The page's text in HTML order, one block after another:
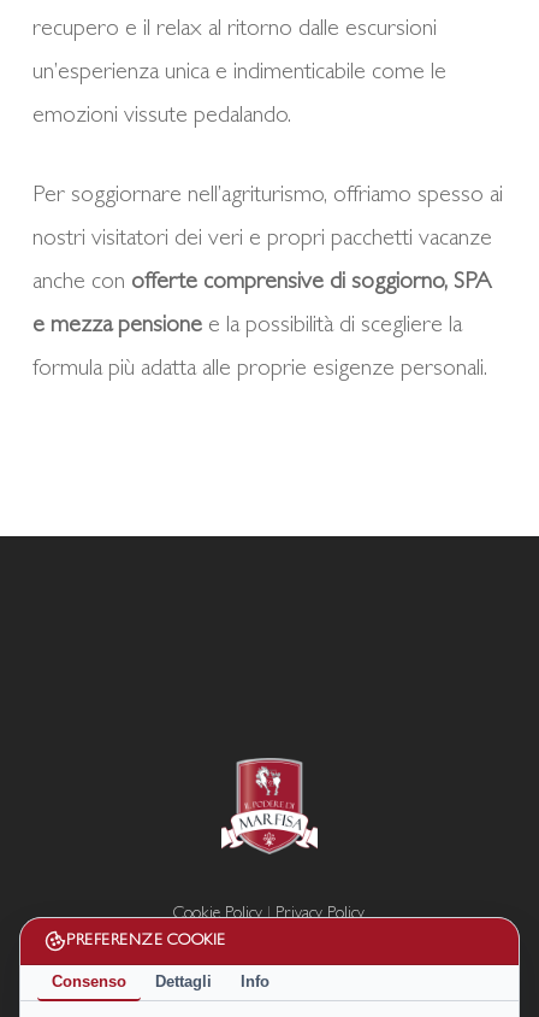
PREFERENZE COOKIE
Consenso Dettagli Info
recupero e il relax al ritorno dalle escursioni
un’esperienza unica e indimenticabile come le
emozioni vissute pedalando.
Per soggiornare nell’agriturismo, offriamo spesso ai
nostri visitatori dei veri e propri pacchetti vacanze
anche con offerte comprensive di soggiorno, SPA
e mezza pensionee la possibilità di scegliere la
formula più adatta alle proprie esigenze personali.
Cookie Policy|Privacy Policy
Termini e condizioni
Disconoscimento